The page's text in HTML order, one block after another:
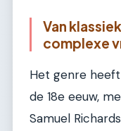
Van
complexe
Het genre
de 18e eeuw,
Samuel